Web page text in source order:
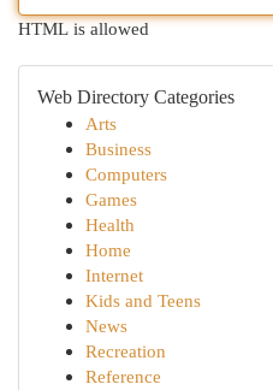
HTML is allowed
Web Directory Categories
Arts
Business
Computers
Games
Health
Home
Internet
Kids and Teens
News
Recreation
Reference